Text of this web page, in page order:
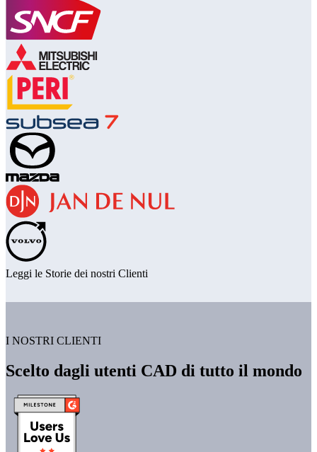
Leggi le Storie dei nostri Clienti
I NOSTRI CLIENTI
Scelto dagli utenti CAD di tutto il mondo